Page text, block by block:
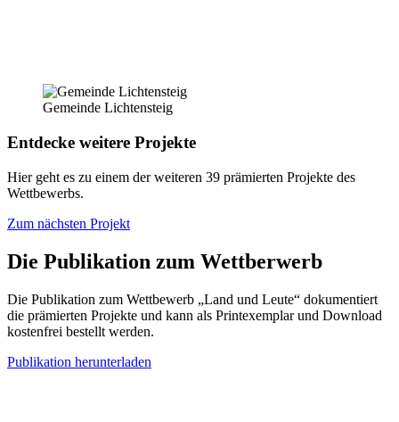
Gemeinde Lichtensteig
Entdecke weitere Projekte
Hier geht es zu einem der weiteren 39 prämierten Projekte des
Wettbewerbs.
Zum nächsten Projekt
Die Publikation zum Wettberwerb
Die Publikation zum Wettbewerb „Land und Leute“ dokumentiert
die prämierten Projekte und kann als Printexemplar und Download
kostenfrei bestellt werden.
Publikation herunterladen